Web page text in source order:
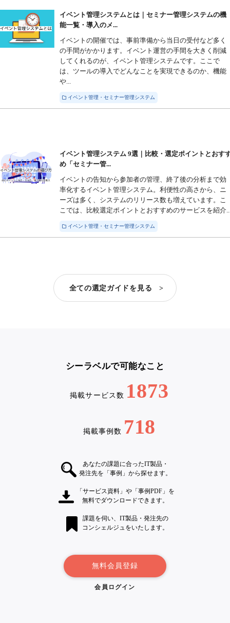
イベント管理システムとは｜セミナー管理システムの機
能一覧・導入のメ...
イベントの開催では、事前準備から当日の受付など多く
の手間がかかります。イベント運営の手間を大きく削減
してくれるのが、イベント管理システムです。ここで
は、ツールの導入でどんなことを実現できるのか、機能
や...
イベント管理・セミナー管理システム
イベント管理システム 9選｜比較・選定ポイントとおす
め「セミナー管...
イベントの告知から参加者の管理、終了後の分析まで効
率化するイベント管理システム。利便性の高さから、ニ
ーズは多く、システムのリリース数も増えています。こ
こでは、比較選定ポイントとおすすめのサービスを紹介
イベント管理・セミナー管理システム
全ての選定ガイドを見る >
シーラベルで可能なこと
掲載サービス数 1873
掲載事例数 718
あなたの課題に合ったIT製品・
発注先を「事例」から探せます。
「サービス資料」や「事例PDF」を
無料でダウンロードできます。
課題を伺い、IT製品・発注先の
コンシェルジュをいたします。
無料会員登録
会員ログイン